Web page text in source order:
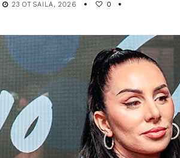
23 OTSAILA, 2026 0